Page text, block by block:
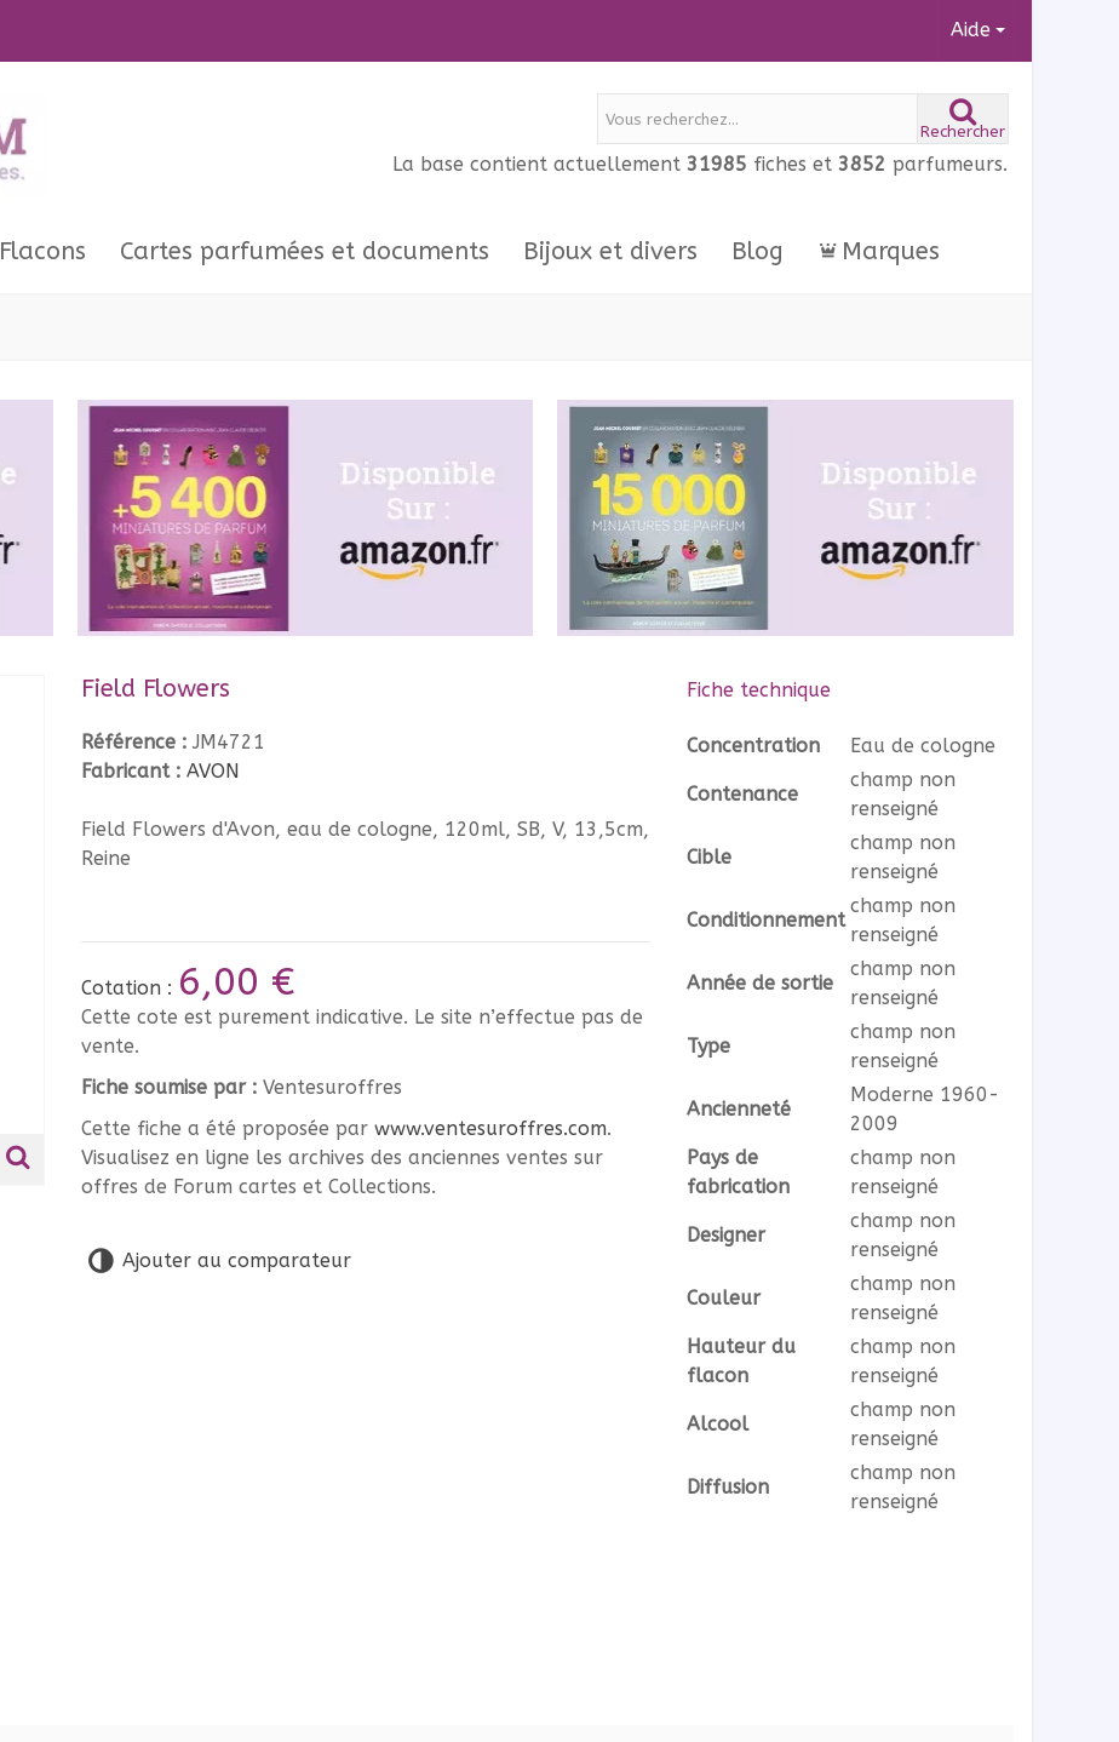
Aide
Rechercher
La base contient actuellement 31985 fiches et3852 parfumeurs.
Flacons Cartes parfumées et documents Bijoux et divers Blog Marques
Field Flowers
Référence : JM4721
Fabricant : AVON
Field Flowers d'Avon, eau de cologne, 120ml, SB, V, 13,5cm,
Reine
Cotation : 6,00 €
Cette cote est purement indicative. Le site n’effectue pas de
vente.
Fiche soumise par : Ventesuroffres
Cette fiche a été proposée par www.ventesuroffres.com.
Visualisez en ligne les archives des anciennes ventes sur
offres de Forum cartes et Collections.
Ajouter au comparateur
Fiche technique
Concentration Eau de cologne
Contenance
champ non
renseigné
Cible
champ non
renseigné
Conditionnement
champ non
renseigné
Année de sortie
champ non
renseigné
Type
champ non
renseigné
Ancienneté
Moderne 1960-
2009
Pays de
fabrication
champ non
renseigné
Designer
champ non
renseigné
Couleur
champ non
renseigné
Hauteur du
flacon
champ non
renseigné
Alcool
champ non
renseigné
Diffusion
champ non
renseigné